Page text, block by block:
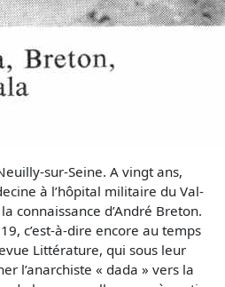
sur-Seine. A vingt ans,
à l’hôpital militaire du Val-
connaissance d’André Breton.
c’est-à-dire encore au temps
Littérature, qui sous leur
l’anarchiste « dada » vers la